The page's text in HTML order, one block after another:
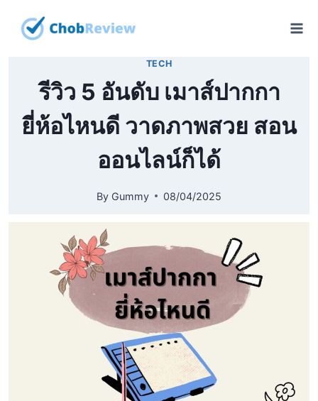
TECH
รีวิว 5 อันดับ เมาส์ปากกา
ยี่ห้อไหนดี วาดภาพสวย สอน
ออนไลน์ก็ได้
By Gummy 08/04/2025